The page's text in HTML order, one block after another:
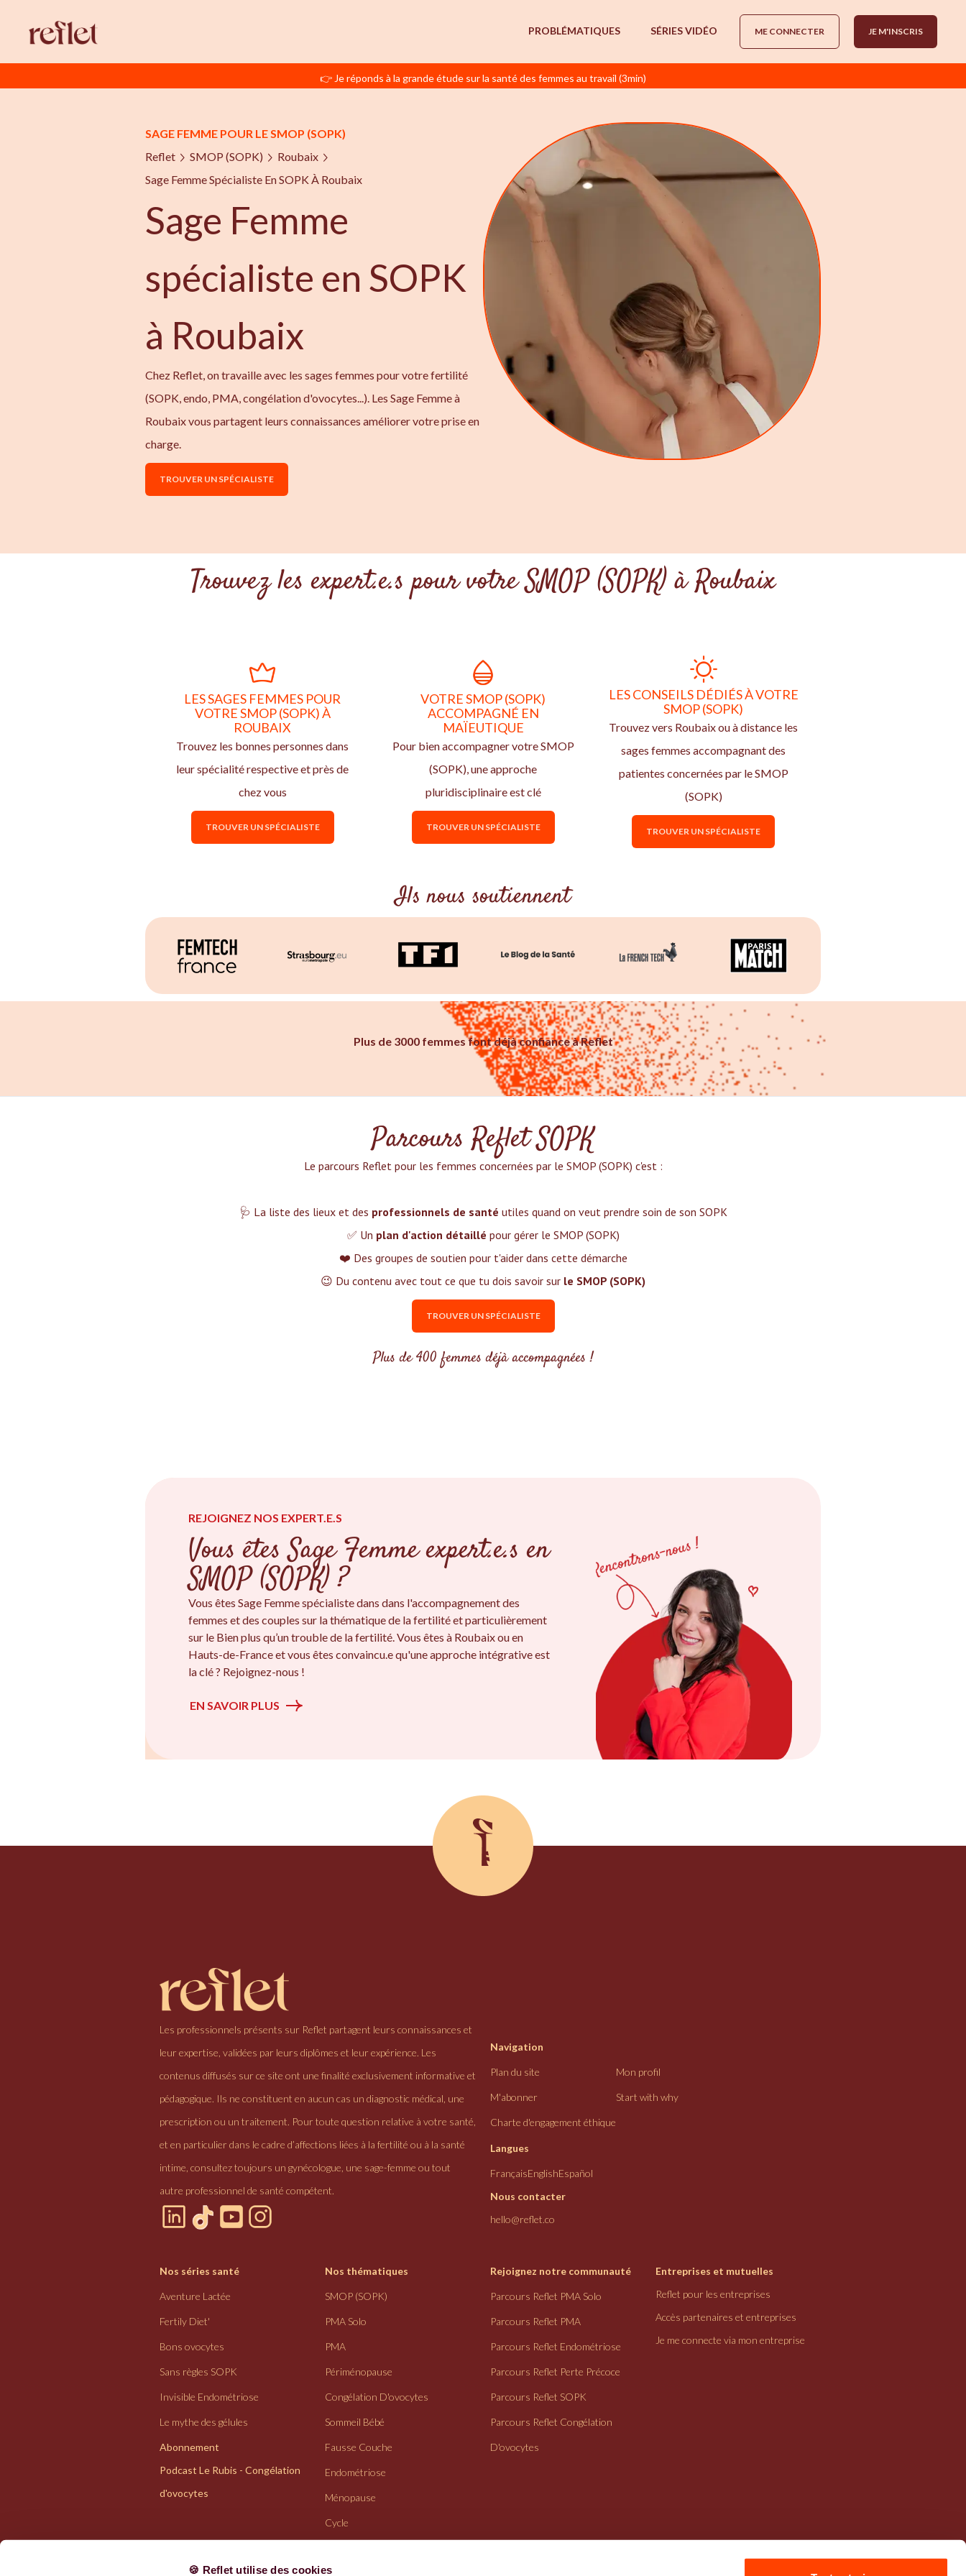
🍪 Reflet utilise des cookies
PROBLÉMATIQUES SÉRIES VIDÉO ME CONNECTER JE M'INSCRIS
👉 Je réponds à la grande étude sur la santé des femmes au travail (3min)
SAGE FEMME POUR LE SMOP (SOPK)
Reflet
SMOP (SOPK)
Roubaix
Sage Femme Spécialiste En SOPK À Roubaix
Sage Femme
spécialiste en SOPK
à Roubaix
Chez Reflet, on travaille avec les sages femmes pour votre fertilité
(SOPK, endo, PMA, congélation d'ovocytes...). Les Sage Femme à
Roubaix vous partagent leurs connaissances améliorer votre prise en
charge.
TROUVER UN SPÉCIALISTE
Trouvez les expert.e.s pour votre SMOP (SOPK) à Roubaix
LES SAGES FEMMES POUR
VOTRE SMOP (SOPK) À
ROUBAIX
Trouvez les bonnes personnes dans
leur spécialité respective et près de
chez vous
TROUVER UN SPÉCIALISTE
VOTRE SMOP (SOPK)
ACCOMPAGNÉ EN
MAÏEUTIQUE
Pour bien accompagner votre SMOP
(SOPK), une approche
pluridisciplinaire est clé
TROUVER UN SPÉCIALISTE
LES CONSEILS DÉDIÉS À VOTRE
SMOP (SOPK)
Trouvez vers Roubaix ou à distance les
sages femmes accompagnant des
patientes concernées par le SMOP
(SOPK)
TROUVER UN SPÉCIALISTE
Ils nous soutiennent
Plus de 3000 femmes font déjà confiance à Reflet
Parcours Reflet SOPK
Le parcours Reflet pour les femmes concernées par le SMOP (SOPK) c'est :‍
🩺 La liste des lieux et des professionnels de santé utiles quand on veut prendre soin de son SOPK
✅ Un plan d'action détaillé pour gérer le SMOP (SOPK)
❤️ Des groupes de soutien pour t'aider dans cette démarche
😉 Du contenu avec tout ce que tu dois savoir sur le SMOP (SOPK)
TROUVER UN SPÉCIALISTE
Plus de 400 femmes déjà accompagnées !
REJOIGNEZ NOS EXPERT.E.S
Vous êtes Sage Femme expert.e.s en
SMOP (SOPK) ?
Vous êtes Sage Femme spécialiste dans dans l'accompagnement des
femmes et des couples sur la thématique de la fertilité et particulièrement
sur le Bien plus qu’un trouble de la fertilité. Vous êtes à Roubaix ou en
Hauts-de-France et vous êtes convaincu.e qu'une approche intégrative est
la clé ? Rejoignez-nous !
EN SAVOIR PLUS
Les professionnels présents sur Reflet partagent leurs connaissances et
leur expertise, validées par leurs diplômes et leur expérience. Les
contenus diffusés sur ce site ont une finalité exclusivement informative et
pédagogique. Ils ne constituent en aucun cas un diagnostic médical, une
prescription ou un traitement. Pour toute question relative à votre santé,
et en particulier dans le cadre d’affections liées à la fertilité ou à la santé
intime, consultez toujours un gynécologue, une sage-femme ou tout
autre professionnel de santé compétent.
Navigation
Plan du site Mon profil
M'abonner Start with why
Charte d'engagement éthique
Langues
FrançaisEnglishEspañol
Nous contacter
hello@reflet.co
Nos séries santé
Aventure Lactée
Fertily Diet'
Bons ovocytes
Sans règles SOPK
Invisible Endométriose
Le mythe des gélules
Abonnement
Podcast Le Rubis - Congélation
d'ovocytes
Nos thématiques
SMOP (SOPK)
PMA Solo
PMA
Périménopause
Congélation D'ovocytes
Sommeil Bébé
Fausse Couche
Endométriose
Ménopause
Cycle
Rejoignez notre communauté
Parcours Reflet PMA Solo
Parcours Reflet PMA
Parcours Reflet Endométriose
Parcours Reflet Perte Précoce
Parcours Reflet SOPK
Parcours Reflet Congélation
D'ovocytes
Entreprises et mutuelles
Reflet pour les entreprises
Accès partenaires et entreprises
Je me connecte via mon entreprise